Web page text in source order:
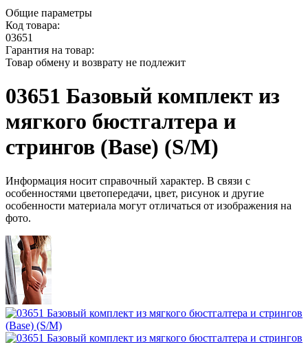
Общие параметры
Код товара:
03651
Гарантия на товар:
Товар обмену и возврату не подлежит
03651 Базовый комплект из
мягкого бюстгалтера и
стрингов (Base) (S/M)
Информация носит справочный характер. В связи с
особенностями цветопередачи, цвет, рисунок и другие
особенности материала могут отличаться от изображения на
фото.